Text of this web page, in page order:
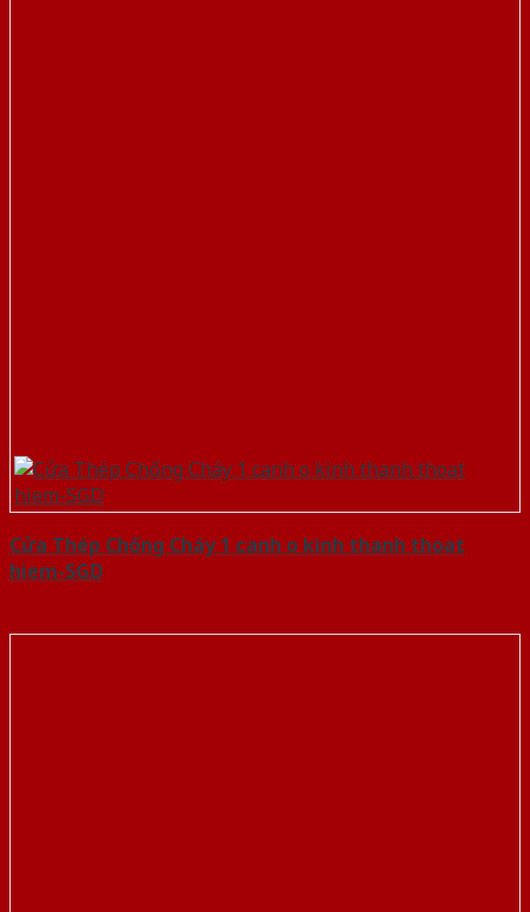
Cửa Thép Chống Cháy 1 canh o kinh thanh thoat
hiem-SGD